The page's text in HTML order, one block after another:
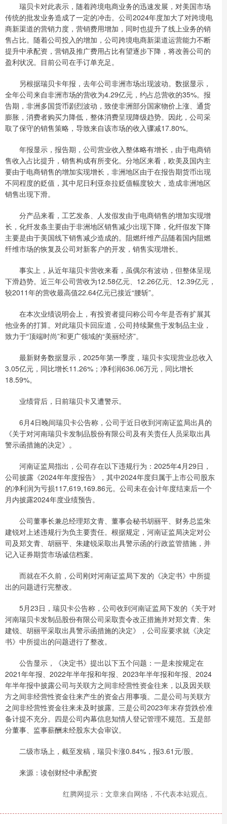
瑞贝卡对此表示，随着跨境电商业务的迅速发展，对美国市场
传统的批发业务造成了一定的冲击。公司2024年度加大了对跨境电
商新渠道的营销力度，营销费用增加，同时也提升了线上业务的销
售占比。随着公司投入的增加，公司跨境电商新渠道运营能力不断
提升中承配资，营销及推广费用占比有望逐步下降，将改善公司的
盈利状况。目前公司在手订单充足。
另根据瑞贝卡年报，去年公司非洲市场出现波动。数据显示，
全年公司来自非洲市场的营收为4.29亿元，约占总营收的35%。报
告期，非洲多国货币剧烈波动，致使非洲部分国家物价上涨、通货
膨胀，消费者购买力降低，整体消费呈现降级趋势。因此，公司采
取了保守的销售策略，导致来自该市场的收入骤减17.80%。
年报显示，报告期，公司营业收入整体略有增长，由于电商销
售收入占比提升，销售构成有所变化。分地区来看，欧美及国内主
要由于电商销售的增加实现增长，非洲地区由于在报告期货币出现
不同程度的贬值，其中尼日利亚奈拉贬值幅度较大，造成非洲地区
销售出现下滑。
分产品来看，工艺发条、人发假发由于电商销售的增加实现增
长，化纤发条主要由于非洲地区销售减少出现下降，化纤假发下降
主要是由于美国线下销售减少造成的。阻燃纤维产品随着国内阻燃
纤维市场的恢复及公司对新客户的开发，销售实现增长。
事实上，从近年瑞贝卡营收来看，虽偶尔有波动，但整体呈现
下滑趋势。近三年公司营收为12.58亿元、12.26亿元、12.39亿元，
较2011年的营收最高值22.64亿元已接近“腰斩”。
在本次业绩说明会上，有投资者提问称公司今年是否有扩展其
他业务的打算。对此瑞贝卡回应道，公司持续聚焦于发制品主业，
致力于“顶端时尚”和更广领域的“美丽经济”。
最新财务数据显示，2025年第一季度，瑞贝卡实现营业总收入
3.05亿元，同比增长11.26%；净利润636.06万元，同比增长
18.59%。
业绩背后，日前瑞贝卡又遭警示。
6月4日晚间瑞贝卡公告称，公司于近日收到河南证监局出具的
《关于对河南瑞贝卡发制品股份有限公司及有关责任人员采取出具
警示函措施的决定》。
河南证监局指出，公司存在以下违规行为：2025年4月29日，
公司披露《2024年年度报告》，其中2024年度归属于上市公司股东
的净利润为亏损117,619,169.86元。公司未在会计年度结束后一个
月内披露2024年度业绩预告。
公司董事长兼总经理郑文青、董事会秘书胡丽平、财务总监朱
建锐对上述违规行为负主要责任。根据规定，河南证监局决定对公
司及郑文青、胡丽平、朱建锐采取出具警示函的行政监管措施，并
记入证券期货市场诚信档案。
而就在不久前，公司刚对河南证监局下发的《决定书》中所提
出的问题进行完整改。
5月23日，瑞贝卡公告称，公司收到河南证监局下发的《关于对
河南瑞贝卡发制品股份有限公司采取责令改正措施并对郑文青、朱
建锐、胡丽平采取出具警示函措施的决定》，公司应要求就《决定
书》中所提出的问题进行了整改。
公告显示，《决定书》提出以下五个问题：一是未按规定在
2021年年报、2022年半年报和年报、2023年半年报和年报、2024
年半年报中披露公司与关联方之间非经营性资金往来，以及因关联
方之间非经营性资金往来产生的资金占用事项。二是公司与关联方
之间非经营性资金往来未及时披露。三是公司2023年末存货跌价准
备计提不充分。四是公司内幕信息知情人登记管理不规范。五是部
分董事、监事薪酬未经股东大会审议。
二级市场上，截至发稿，瑞贝卡涨0.84%，报3.61元/股。
来源：读创财经中承配资
红腾网提示：文章来自网络，不代表本站观点。